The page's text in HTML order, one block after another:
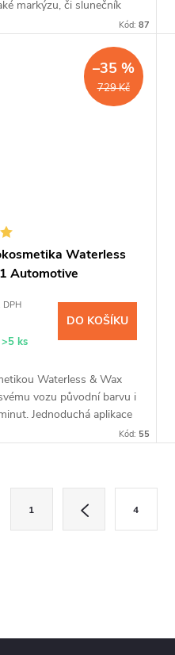
markýzu, či slunečník
a znečištěním. Ať už
Kód: 87
729 Kč
–35 %
Waterless
Automotive
DPH
>5 ks
DO KOŠÍKU
Waterless & Wax
vozu původní barvu i
Jednoduchá aplikace
Kód: 55
1 4